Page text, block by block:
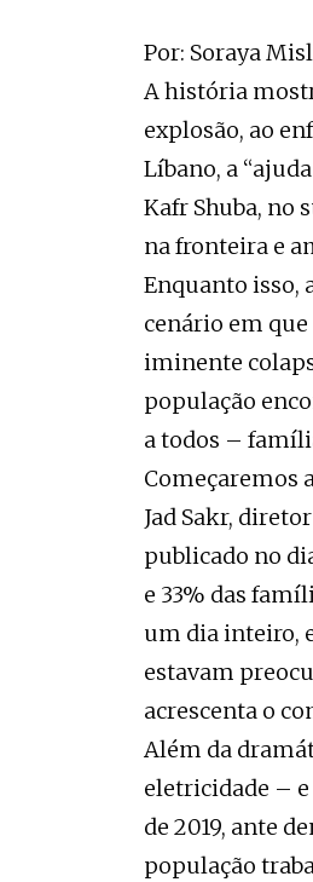
Por: Soraya
A história
explosão, ao
Líbano, a
Kafr Shuba, no
na fronteira e
Enquanto isso,
cenário em
iminente
população
a todos –
Começaremos
Jad Sakr,
publicado no
e 33% das
um dia inteiro,
estavam
acrescenta o
Além da
eletricidade –
de 2019, ante
população